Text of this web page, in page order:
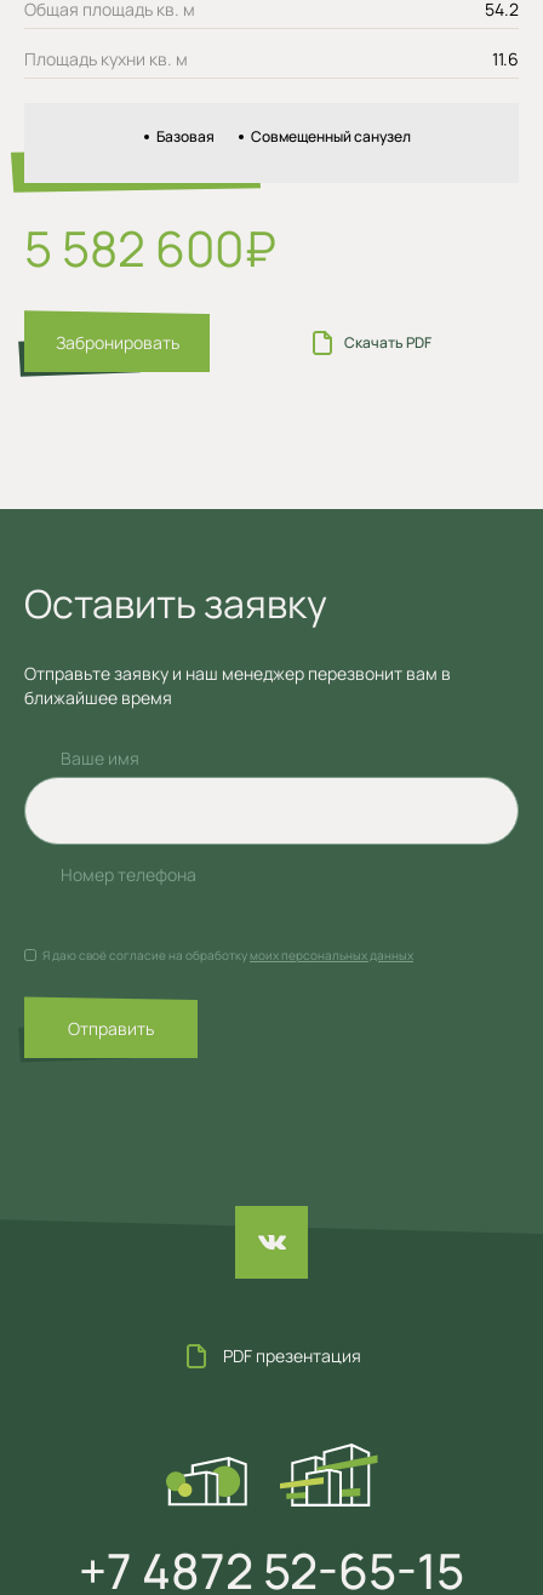
Общая площадь кв. м 54.2
Площадь кухни кв. м 11.6
Базовая Совмещенный санузел
5 582 600₽
Забронировать Скачать PDF
Оставить заявку
Ваше имя
Номер телефона
Отправить
Я даю своё согласие на обработку моих персональных данных
Отправьте заявку и наш менеджер перезвонит вам в
ближайшее время
PDF презентация
+7 4872 52-65-15